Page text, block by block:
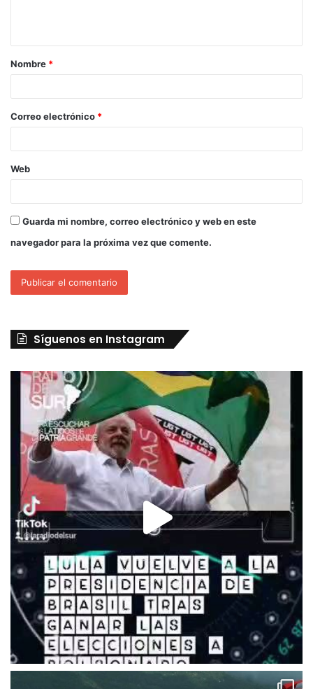
Nombre *
Correo electrónico *
Web
Guarda mi nombre, correo electrónico y web en este
navegador para la próxima vez que comente.
Síguenos en Instagram